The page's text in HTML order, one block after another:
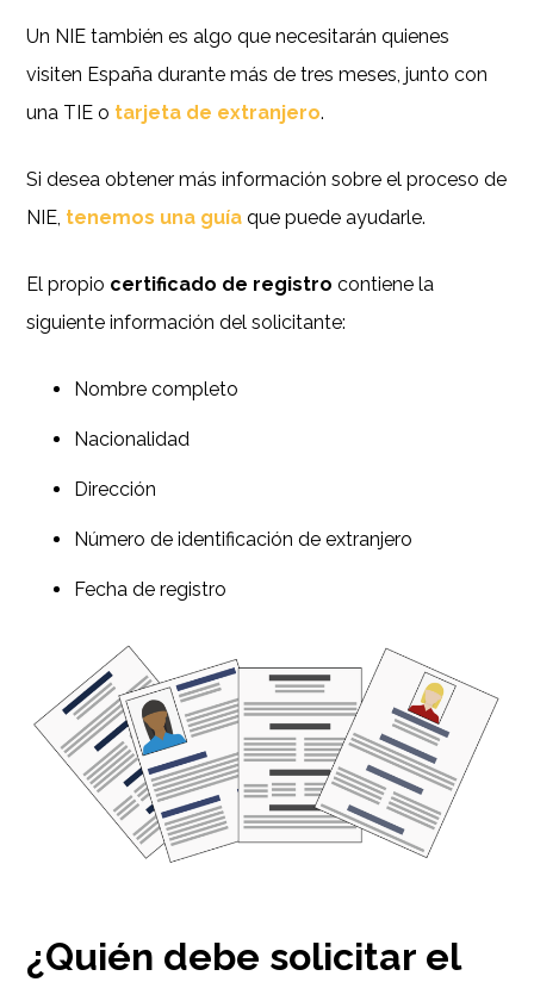
Un NIE también es algo que necesitarán quienes
visiten España durante más de tres meses, junto con
una TIE o tarjeta de extranjero.
Si desea obtener más información sobre el proceso de
NIE, tenemos una guía que puede ayudarle.
El propio certificado de registro contiene la
siguiente información del solicitante:
Nombre completo
Nacionalidad
Dirección
Número de identificación de extranjero
Fecha de registro
¿Quién debe solicitar el